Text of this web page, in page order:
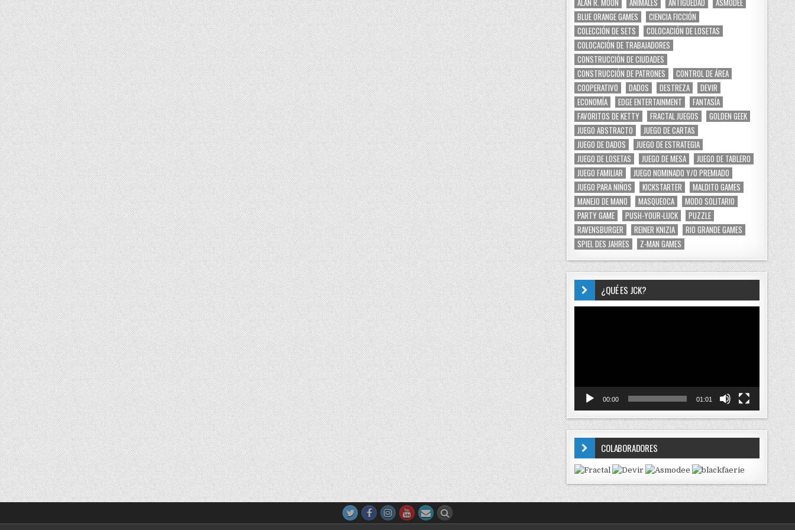
ALAN R. MOON ANIMALES ANTIGÜEDAD
ASMODEE
BLUE ORANGE GAMES
CIENCIA FICCIÓN
COLECCIÓN DE SETS
COLOCACIÓN DE LOSETAS
COLOCACIÓN DE TRABAJADORES
CONSTRUCCIÓN DE CIUDADES
CONSTRUCCIÓN DE PATRONES
CONTROL DE ÁREA
COOPERATIVO
DADOS DESTREZA
DEVIR
ECONOMÍA
EDGE ENTERTAINMENT
FANTASÍA
FAVORITOS DE KETTY
FRACTAL JUEGOS
GOLDEN GEEK
JUEGO ABSTRACTO
JUEGO DE CARTAS
JUEGO DE DADOS
JUEGO DE ESTRATEGIA
JUEGO DE LOSETAS
JUEGO DE MESA
JUEGO DE TABLERO
JUEGO FAMILIAR
JUEGO NOMINADO Y/O PREMIADO
JUEGO PARA NIÑOS
KICKSTARTER
MALDITO GAMES
MANEJO DE MANO
MASQUEOCA
MODO SOLITARIO
PARTY GAME
PUSH-YOUR-LUCK
PUZZLE
RAVENSBURGER
REINER KNIZIA
RIO GRANDE GAMES
SPIEL DES JAHRES
Z-MAN GAMES
¿QUÉ ES JCK?
00:00 01:01
COLABORADORES